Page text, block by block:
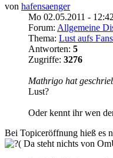
von hafensaenger
Mo 02.05.2011 - 12:42
Forum: Allgemeine
Thema: Lust aufs
Antworten: 5
Zugriffe: 3276
Mathrigo hat
Lust?
Oder kennt ihr wen
Bei Topiceröffnung hieß es
Da steht nichts von